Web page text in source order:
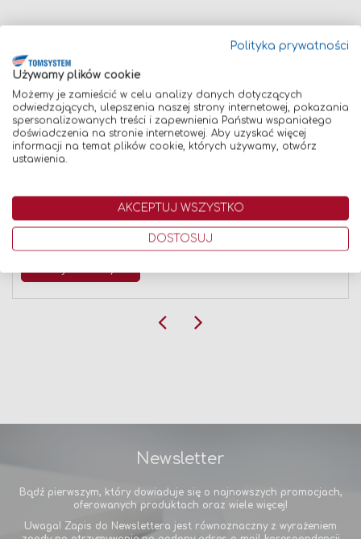
Znaleźliśmy inne produkty, które mogą Cię
zainteresować!
Porównaj
SZELKI NARAMIENNE UCHWYT NA RAMIĘ OPTREL DO
Newsletter
Bądź pierwszym, który dowiaduje się o najnowszych promocjach,
oferowanych produktach oraz wiele więcej!
Uwaga! Zapis do Newslettera jest równoznaczny z wyrażeniem
Polityka prywatności
Używamy plików cookie
Możemy je zamieścić w celu analizy danych dotyczących
odwiedzających, ulepszenia naszej strony internetowej, pokazania
spersonalizowanych treści i zapewnienia Państwu wspaniałego
doświadczenia na stronie internetowej. Aby uzyskać więcej
informacji na temat plików cookie, których używamy, otwórz
ustawienia.
AKCEPTUJ WSZYSTKO
DOSTOSUJ